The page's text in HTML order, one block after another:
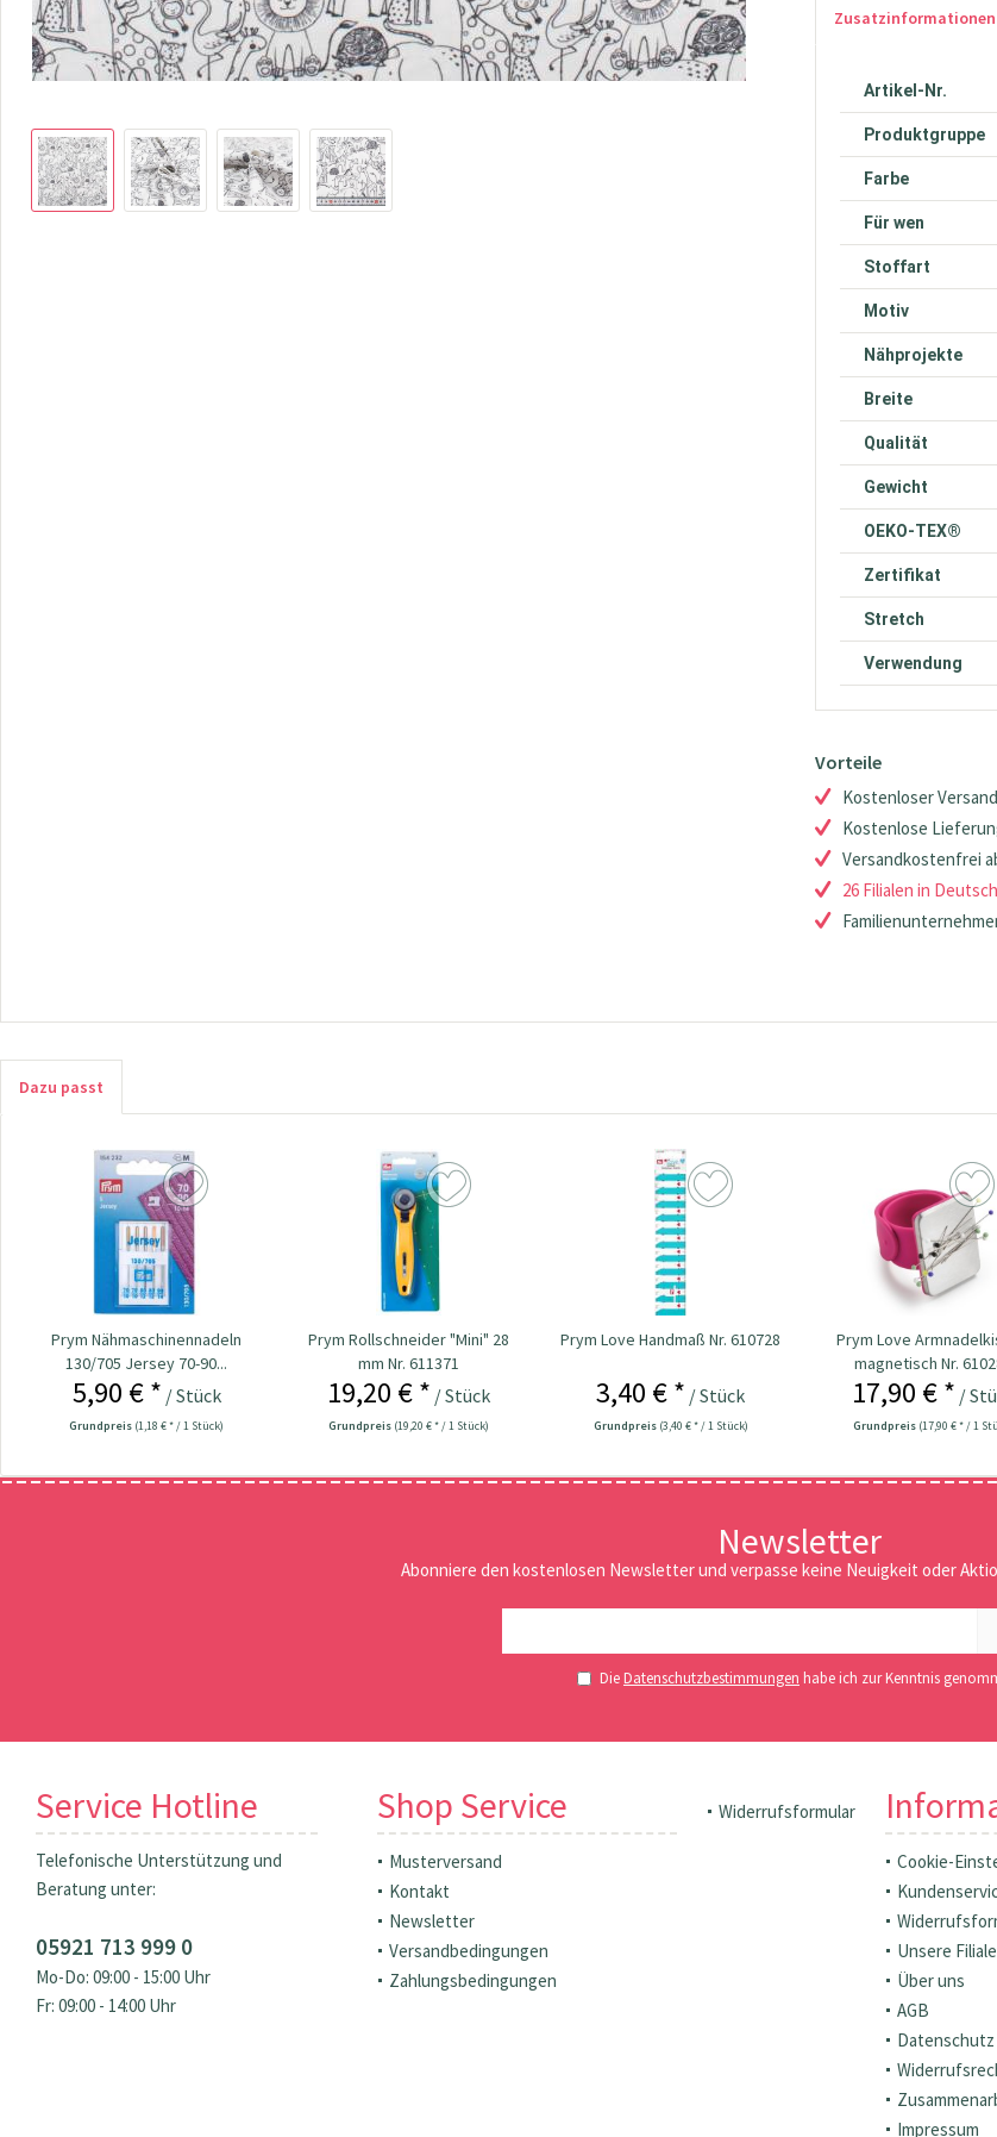
Zusatzinformationen
Artikel-Nr.
Produktgruppe
Farbe
Für wen
Stoffart
Motiv
Nähprojekte
Breite
Qualität
Gewicht
OEKO-TEX®
Zertifikat
Stretch
Verwendung
Vorteile
Kostenloser
Kostenlose
Versandkostenfrei
26 Filialen in
Dazu passt
Prym Nähmaschinennadeln
130/705 Jersey 70-90...
5,90 € * / Stück
Grundpreis (1,18 € * / 1 Stück)
Prym Rollschneider "Mini" 28
mm Nr. 611371
19,20 € * / Stück
Grundpreis (19,20 € * / 1 Stück)
Prym Love Handmaß Nr. 610728
3,40 € * / Stück
Grundpreis (3,40 € * / 1 Stück)
Prym Love
magnetisch Nr.
17,90 € * /
Grundpreis (17,90 € * / 1
Newsletter
Abonniere den kostenlosen Newsletter und verpasse keine Neuigkeit oder
DieDatenschutzbestimmungen habe ich zur Kenntnis
Service Hotline
Telefonische Unterstützung und
Beratung unter:
05921 713 999 0
Mo-Do: 09:00 - 15:00 Uhr
Fr: 09:00 - 14:00 Uhr
Shop Service
Musterversand
Kontakt
Newsletter
Versandbedingungen
Zahlungsbedingungen
Widerrufsformular
Cookie-
Unsere
Über uns
AGB
Datenschutz
Impressum